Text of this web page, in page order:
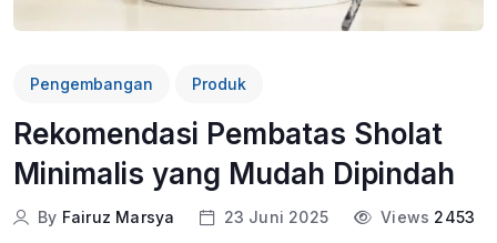
Pengembangan Produk
Rekomendasi Pembatas Sholat
Minimalis yang Mudah Dipindah
By Fairuz Marsya 23 Juni 2025 Views 2453